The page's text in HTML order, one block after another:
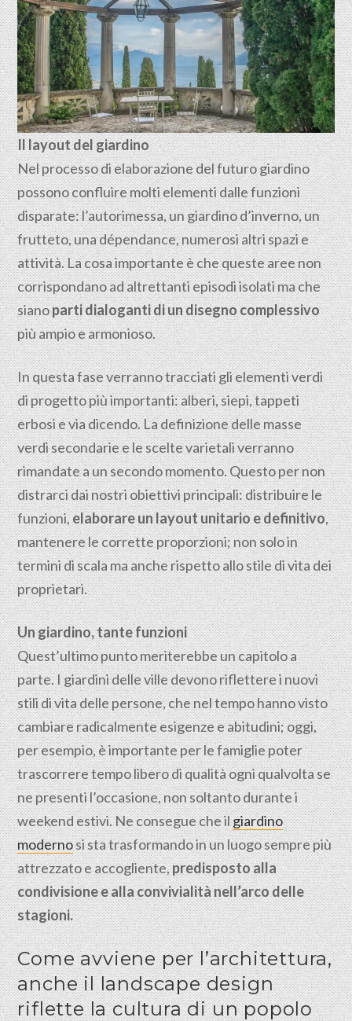
Il layout del giardino
Nel processo di elaborazione del futuro giardino
possono confluire molti elementi dalle funzioni
disparate: l’autorimessa, un giardino d’inverno, un
frutteto, una dépendance, numerosi altri spazi e
attività. La cosa importante è che queste aree non
corrispondano ad altrettanti episodi isolati ma che
sianoparti dialoganti di un disegno complessivo
più ampio e armonioso.
In questa fase verranno tracciati gli elementi verdi
di progetto più importanti: alberi, siepi, tappeti
erbosi e via dicendo. La definizione delle masse
verdi secondarie e le scelte varietali verranno
rimandate a un secondo momento. Questo per non
distrarci dai nostri obiettivi principali: distribuire le
funzioni,elaborare un layout unitario e definitivo,
mantenere le corrette proporzioni; non solo in
termini di scala ma anche rispetto allo stile di vita dei
proprietari.
Un giardino, tante funzioni
Quest’ultimo punto meriterebbe un capitolo a
parte. I giardini delle ville devono riflettere i nuovi
stili di vita delle persone, che nel tempo hanno visto
cambiare radicalmente esigenze e abitudini; oggi,
per esempio, è importante per le famiglie poter
trascorrere tempo libero di qualità ogni qualvolta se
ne presenti l’occasione, non soltanto durante i
weekend estivi. Ne consegue che ilgiardino
modernosi sta trasformando in un luogo sempre più
attrezzato e accogliente,predisposto alla
condivisione e alla convivialità nell’arco delle
stagioni.
Come avviene per l’architettura,
anche il landscape design
riflette la cultura di un popolo